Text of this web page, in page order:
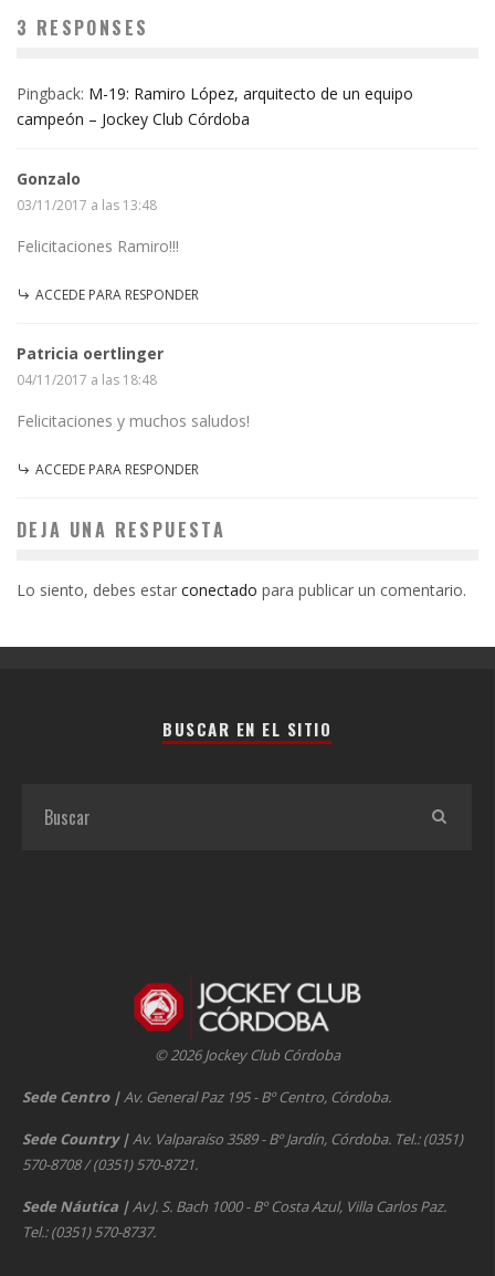
3 RESPONSES
Pingback: M-19: Ramiro López, arquitecto de un equipo
campeón – Jockey Club Córdoba
Gonzalo
03/11/2017 a las 13:48
Felicitaciones Ramiro!!!
ACCEDE PARA RESPONDER
Patricia oertlinger
04/11/2017 a las 18:48
Felicitaciones y muchos saludos!
ACCEDE PARA RESPONDER
DEJA UNA RESPUESTA
Lo siento, debes estar conectado para publicar un comentario.
BUSCAR EN EL SITIO
© 2026 Jockey Club Córdoba
Sede Centro |Av. General Paz 195 - Bº Centro, Córdoba.
Sede Country |Av. Valparaíso 3589 - Bº Jardín, Córdoba. Tel.: (0351)
570-8708 / (0351) 570-8721.
Sede Náutica |Av J. S. Bach 1000 - Bº Costa Azul, Villa Carlos Paz.
Tel.: (0351) 570-8737.